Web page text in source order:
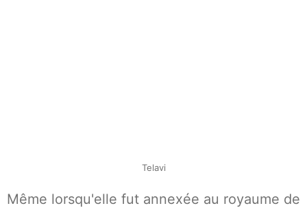
Telavi
Même lorsqu'elle fut annexée au royaume de